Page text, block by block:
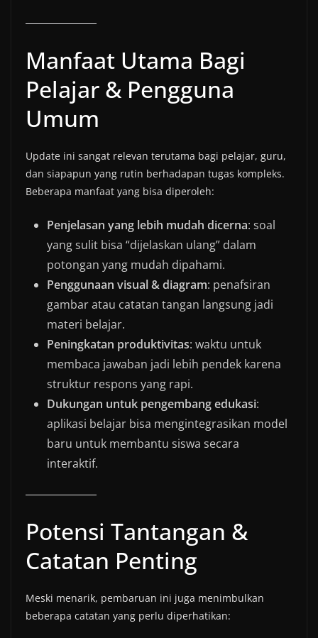
Manfaat Utama Bagi
Pelajar & Pengguna
Umum
Update ini sangat relevan terutama bagi pelajar, guru,
dan siapapun yang rutin berhadapan tugas kompleks.
Beberapa manfaat yang bisa diperoleh:
Penjelasan yang lebih mudah dicerna: soal
yang sulit bisa “dijelaskan ulang” dalam
potongan yang mudah dipahami.
Penggunaan visual & diagram: penafsiran
gambar atau catatan tangan langsung jadi
materi belajar.
Peningkatan produktivitas: waktu untuk
membaca jawaban jadi lebih pendek karena
struktur respons yang rapi.
Dukungan untuk pengembang edukasi:
aplikasi belajar bisa mengintegrasikan model
baru untuk membantu siswa secara
interaktif.
Potensi Tantangan &
Catatan Penting
Meski menarik, pembaruan ini juga menimbulkan
beberapa catatan yang perlu diperhatikan: